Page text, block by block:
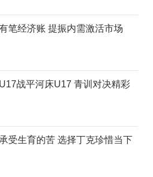
笔经济账 提振内需激活市场
战平河床U17 青训对决精彩
受生育的苦 选择丁克珍惜当下